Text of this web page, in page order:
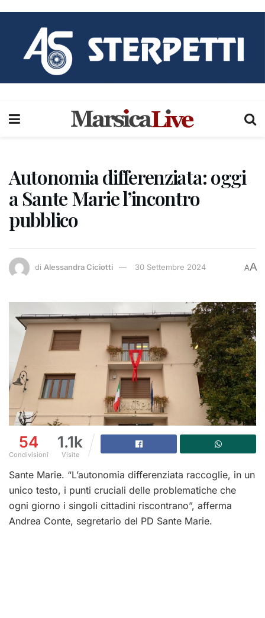
Autonomia differenziata: oggi
a Sante Marie l’incontro
pubblico
di Alessandra Ciciotti 30 Settembre 2024 AA
54
Condivisioni
1.1k
Visite
Sante Marie. “L’autonomia differenziata raccoglie, in un
unico testo, i punti cruciali delle problematiche che
ogni giorno i singoli cittadini riscontrano”, afferma
Andrea Conte, segretario del PD Sante Marie.